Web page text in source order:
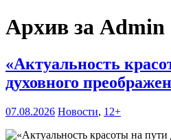
Архив за Admin
«Актуальность
духовного
07.08.2026 Новости, 12+